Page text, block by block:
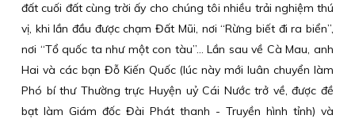
đất cuối đất cùng trời ấy cho chúng tôi nhiều trải nghiệm thú
vị, khi lần đầu được chạm Đất Mũi, nơi “Rừng biết đi ra biển”,
nơi “Tổ quốc ta như một con tàu”… Lần sau về Cà Mau, anh
Hai và các bạn Đỗ Kiến Quốc (lúc này mới luân chuyển làm
Phó bí thư Thường trực Huyện uỷ Cái Nước trở về, được đề
bạt làm Giám đốc Đài Phát thanh - Truyền hình tỉnh) và